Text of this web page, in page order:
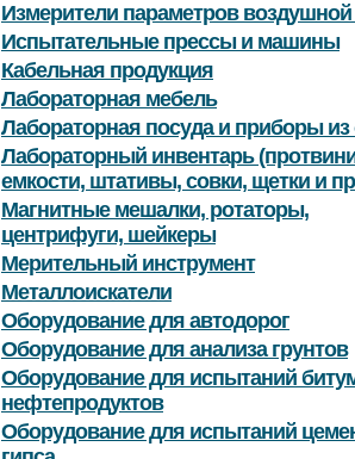
Измерители параметров
Испытательные прессы и машины
Кабельная продукция
Лабораторная мебель
Лабораторная посуда и приборы из
Лабораторный инвентарь
емкости, штативы, совки, щетки и
Магнитные мешалки, ротаторы,
центрифуги, шейкеры
Мерительный инструмент
Металлоискатели
Оборудование для автодорог
Оборудование для анализа грунтов
Оборудование для испытаний
нефтепродуктов
Оборудование для испытаний